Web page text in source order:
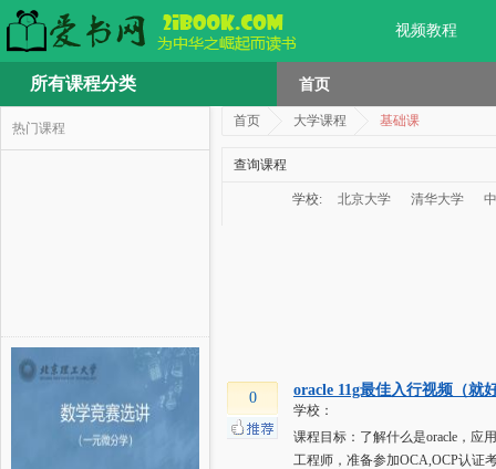
视频教程
所有课程分类 首页
热门课程 首页 大学课程 基础课
查询课程
学校: 北京大学 清华大学
0 oracle 11g最佳入行视频（就
学校：
课程目标：了解什么是oracle，应
工程师，准备参加OCA,OCP认证